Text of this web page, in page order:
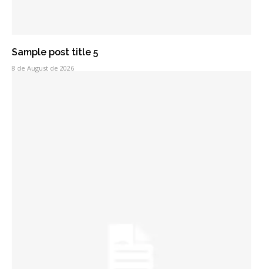
Sample post title 5
8 de August de 2026